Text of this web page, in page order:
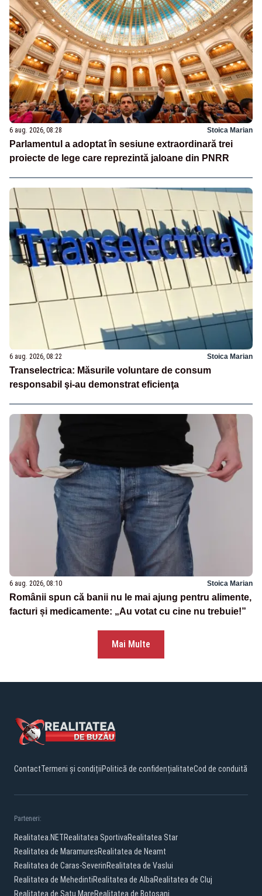
6 aug. 2026, 08:28 Stoica Marian
Parlamentul a adoptat în sesiune extraordinară trei
proiecte de lege care reprezintă jaloane din PNRR
6 aug. 2026, 08:22 Stoica Marian
Transelectrica: Măsurile voluntare de consum
responsabil şi-au demonstrat eficienţa
6 aug. 2026, 08:10 Stoica Marian
Românii spun că banii nu le mai ajung pentru alimente,
facturi și medicamente: „Au votat cu cine nu trebuie!”
Mai Multe
ContactTermeni și condițiiPolitică de confidențialitateCod de conduită
Parteneri:
Realitatea.NETRealitatea SportivaRealitatea Star
Realitatea de MaramuresRealitatea de Neamt
Realitatea de Caras-SeverinRealitatea de Vaslui
Realitatea de MehedintiRealitatea de AlbaRealitatea de Cluj
Realitatea de Satu MareRealitatea de Botosani